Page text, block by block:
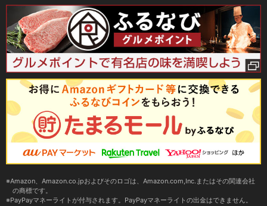
Amazon、Amazon.co.jpおよびそのロゴは、Amazon.com,Inc.またはその関連会社
の商標です。
PayPayマネーライトが付与されます。PayPayマネーライトの出金はできません。